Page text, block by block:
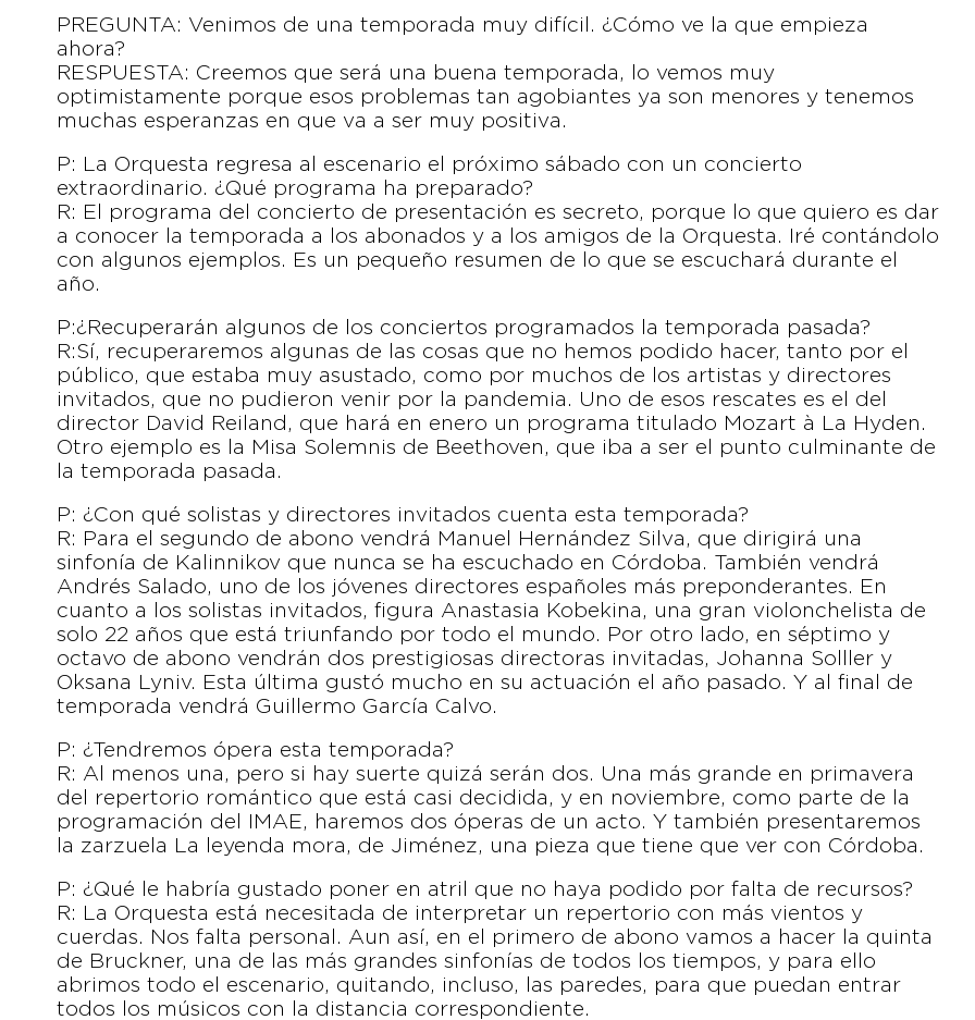
PREGUNTA: Venimos de una temporada muy difícil. ¿Cómo ve la que empieza
ahora?
RESPUESTA: Creemos que será una buena temporada, lo vemos muy
optimistamente porque esos problemas tan agobiantes ya son menores y tenemos
muchas esperanzas en que va a ser muy positiva.
P: La Orquesta regresa al escenario el próximo sábado con un concierto
extraordinario. ¿Qué programa ha preparado?
R: El programa del concierto de presentación es secreto, porque lo que quiero es dar
a conocer la temporada a los abonados y a los amigos de la Orquesta. Iré contándolo
con algunos ejemplos. Es un pequeño resumen de lo que se escuchará durante el
año.
P:¿Recuperarán algunos de los conciertos programados la temporada pasada?
R:Sí, recuperaremos algunas de las cosas que no hemos podido hacer, tanto por el
público, que estaba muy asustado, como por muchos de los artistas y directores
invitados, que no pudieron venir por la pandemia. Uno de esos rescates es el del
director David Reiland, que hará en enero un programa titulado Mozart à La Hyden.
Otro ejemplo es la Misa Solemnis de Beethoven, que iba a ser el punto culminante de
la temporada pasada.
P: ¿Con qué solistas y directores invitados cuenta esta temporada?
R: Para el segundo de abono vendrá Manuel Hernández Silva, que dirigirá una
sinfonía de Kalinnikov que nunca se ha escuchado en Córdoba. También vendrá
Andrés Salado, uno de los jóvenes directores españoles más preponderantes. En
cuanto a los solistas invitados, figura Anastasia Kobekina, una gran violonchelista de
solo 22 años que está triunfando por todo el mundo. Por otro lado, en séptimo y
octavo de abono vendrán dos prestigiosas directoras invitadas, Johanna Solller y
Oksana Lyniv. Esta última gustó mucho en su actuación el año pasado. Y al final de
temporada vendrá Guillermo García Calvo.
P: ¿Tendremos ópera esta temporada?
R: Al menos una, pero si hay suerte quizá serán dos. Una más grande en primavera
del repertorio romántico que está casi decidida, y en noviembre, como parte de la
programación del IMAE, haremos dos óperas de un acto. Y también presentaremos
la zarzuela La leyenda mora, de Jiménez, una pieza que tiene que ver con Córdoba.
P: ¿Qué le habría gustado poner en atril que no haya podido por falta de recursos?
R: La Orquesta está necesitada de interpretar un repertorio con más vientos y
cuerdas. Nos falta personal. Aun así, en el primero de abono vamos a hacer la quinta
de Bruckner, una de las más grandes sinfonías de todos los tiempos, y para ello
abrimos todo el escenario, quitando, incluso, las paredes, para que puedan entrar
todos los músicos con la distancia correspondiente.